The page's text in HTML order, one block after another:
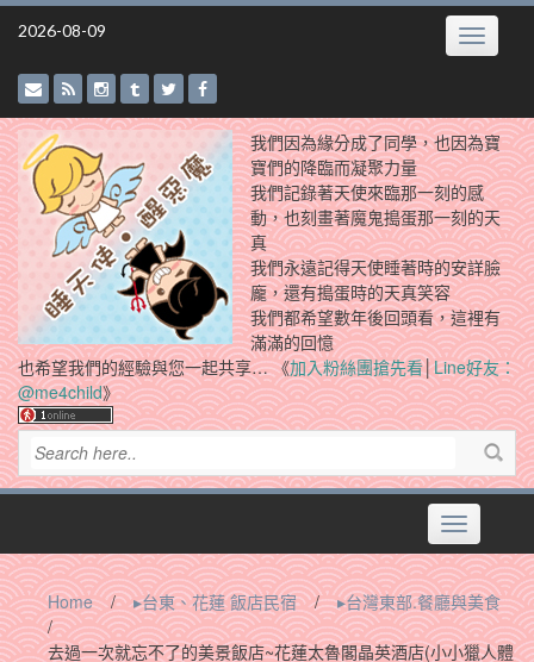
Skip
2026-08-09 Toggle
我們因為緣分成了同學，也因為寶
寶們的降臨而凝聚力量
我們記錄著天使來臨那一刻的感
動，也刻畫著魔鬼搗蛋那一刻的天
真
我們永遠記得天使睡著時的安詳臉
龐，還有搗蛋時的天真笑容
我們都希望數年後回頭看，這裡有
滿滿的回憶
也希望我們的經驗與您一起共享… 《加入粉絲團搶先看│Line好友：
@me4child》
Toggle
navigation
Home / ▸台東、花蓮 飯店民宿 /
▸台灣東部.餐廳與美食
/
去過一次就忘不了的美景飯店~花蓮太魯閣晶英酒店(小小獵人體